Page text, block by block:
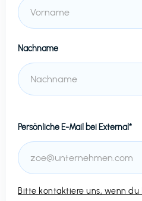
Nachname
Persönliche E-Mail bei External*
Bitte kontaktiere uns, wenn